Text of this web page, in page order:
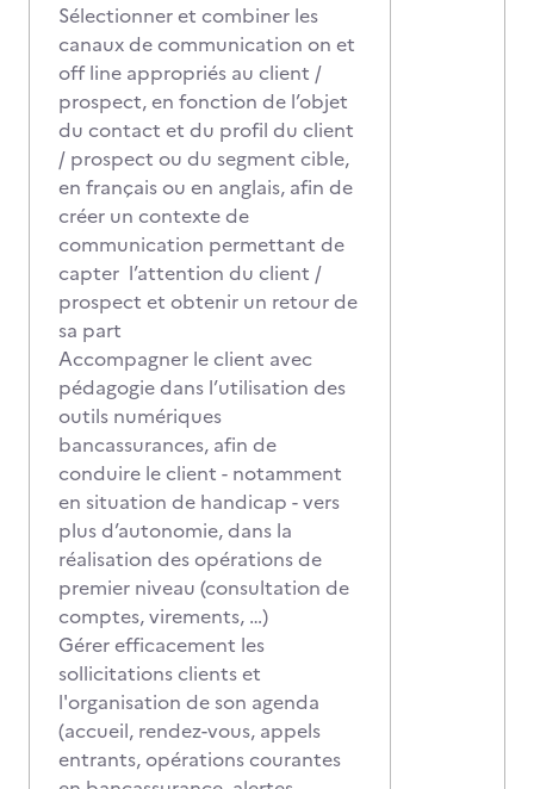
Sélectionner et combiner les
canaux de communication on et
off line appropriés au client /
prospect, en fonction de l’objet
du contact et du profil du client
/ prospect ou du segment cible,
en français ou en anglais, afin de
créer un contexte de
communication permettant de
capter l’attention du client /
prospect et obtenir un retour de
sa part
Accompagner le client avec
pédagogie dans l’utilisation des
outils numériques
bancassurances, afin de
conduire le client - notamment
en situation de handicap - vers
plus d’autonomie, dans la
réalisation des opérations de
premier niveau (consultation de
comptes, virements, …)
Gérer efficacement les
sollicitations clients et
l'organisation de son agenda
(accueil, rendez-vous, appels
entrants, opérations courantes